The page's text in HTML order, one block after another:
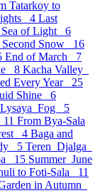
Tatarkoy to
4 Last
Sea of Light 6
Second Snow 16
End of March 7
8 Kacha Valley
Every Year 25
Shine 6
5
From Bya-Sala
4 Baga and
5 Teren_Djalga
15 Summer_June
to Foti-Sala 11
in Autumn